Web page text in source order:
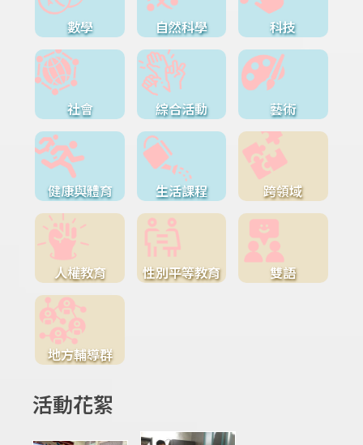
數學 自然科學 科技
社會 綜合活動 藝術
健康與體育 生活課程 跨領域
人權教育 性別平等教育 雙語
地方輔導群
活動花絮